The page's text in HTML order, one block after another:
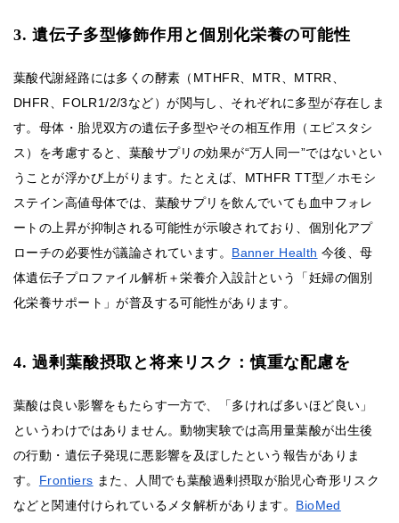
3. 遺伝子多型修飾作用と個別化栄養の可能性
葉酸代謝経路には多くの酵素（MTHFR、MTR、MTRR、
DHFR、FOLR1/2/3など）が関与し、それぞれに多型が存在しま
す。母体・胎児双方の遺伝子多型やその相互作用（エピスタシ
ス）を考慮すると、葉酸サプリの効果が“万人同一”ではないとい
うことが浮かび上がります。たとえば、MTHFR TT型／ホモシ
ステイン高値母体では、葉酸サプリを飲んでいても血中フォレ
ートの上昇が抑制される可能性が示唆されており、個別化アプ
ローチの必要性が議論されています。 Banner Health 今後、母
体遺伝子プロファイル解析＋栄養介入設計という「妊婦の個別
化栄養サポート」が普及する可能性があります。
4. 過剰葉酸摂取と将来リスク：慎重な配慮を
葉酸は良い影響をもたらす一方で、「多ければ多いほど良い」
というわけではありません。動物実験では高用量葉酸が出生後
の行動・遺伝子発現に悪影響を及ぼしたという報告がありま
す。 Frontiers また、人間でも葉酸過剰摂取が胎児心奇形リスク
などと関連付けられているメタ解析があります。 BioMed